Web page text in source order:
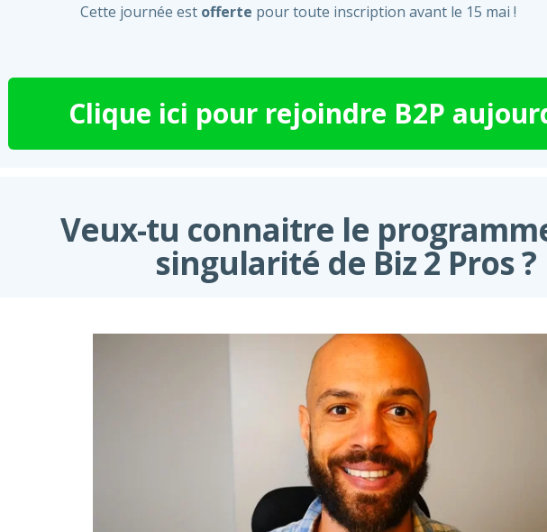
Cette journée est offerte pour toute inscription avant le 15 mai !
Clique ici pour rejoindre B2P
Veux-tu connaitre le
singularité de Biz 2 Pros ?